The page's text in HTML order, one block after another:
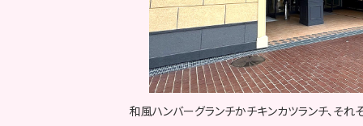
和風ハンバーグランチかチキンカツランチ、それ